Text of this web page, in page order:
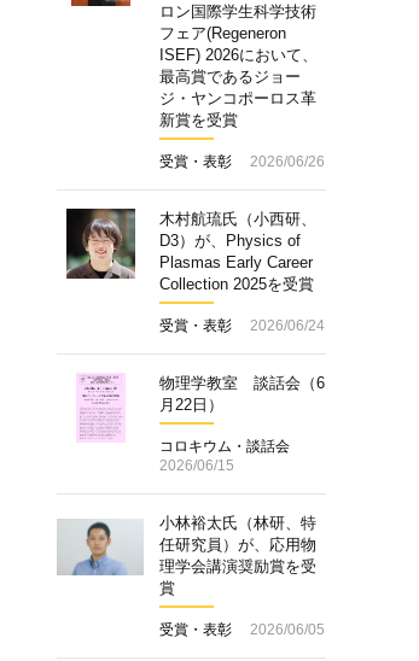
ロン国際学生科学技術
フェア(Regeneron
ISEF) 2026において、
最高賞であるジョー
ジ・ヤンコポーロス革
新賞を受賞
受賞・表彰 2026/06/26
木村航琉氏（小西研、
D3）が、Physics of
Plasmas Early Career
Collection 2025を受賞
受賞・表彰 2026/06/24
物理学教室 談話会（6
月22日）
コロキウム・談話会
2026/06/15
小林裕太氏（林研、特
任研究員）が、応用物
理学会講演奨励賞を受
賞
受賞・表彰 2026/06/05